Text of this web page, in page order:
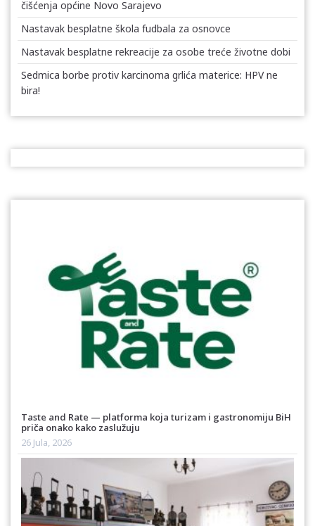
čišćenja općine Novo Sarajevo
Nastavak besplatne škola fudbala za osnovce
Nastavak besplatne rekreacije za osobe treće životne dobi
Sedmica borbe protiv karcinoma grlića materice: HPV ne
bira!
Taste and Rate — platforma koja turizam i gastronomiju BiH
priča onako kako zaslužuju
26 Jula, 2026